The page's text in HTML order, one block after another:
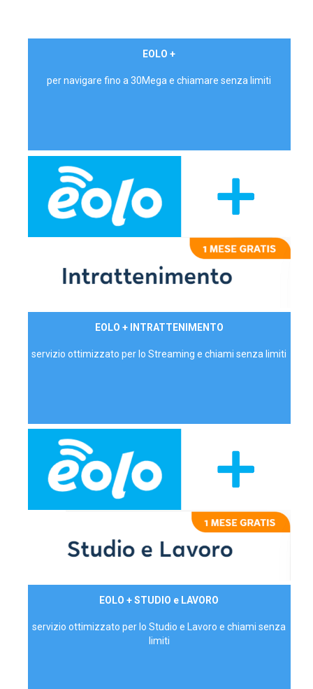
EOLO +
per navigare fino a 30Mega e chiamare senza limiti
EOLO + INTRATTENIMENTO
servizio ottimizzato per lo Streaming e chiami senza limiti
EOLO + STUDIO e LAVORO
servizio ottimizzato per lo Studio e Lavoro e chiami senza
limiti